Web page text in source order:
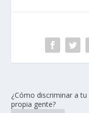
¿Cómo discriminar a tu
propia gente?